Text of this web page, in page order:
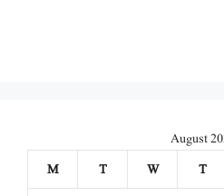
August
M
T W T